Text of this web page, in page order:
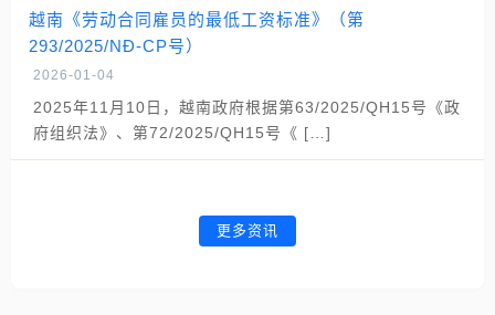
越南《劳动合同雇员的最低工资标准》（第
293/2025/NĐ-CP号）
2026-01-04
2025年11月10日，越南政府根据第63/2025/QH15号《政
府组织法》、第72/2025/QH15号《 […]
更多资讯